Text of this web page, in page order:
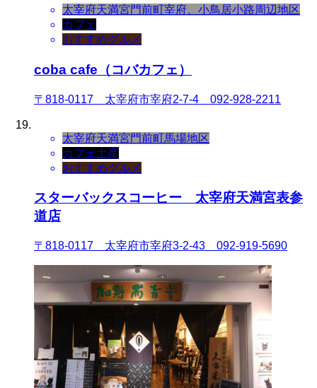
太宰府天満宮門前町宰府、小鳥居小路周辺地区
カフェ
おすすめグルメ
coba cafe（コバカフェ）
〒818-0117 太宰府市宰府2-7-4 092-928-2211
太宰府天満宮門前町馬場地区
カフェ 土産
おすすめグルメ
スターバックスコーヒー 太宰府天満宮表参
道店
〒818-0117 太宰府市宰府3-2-43 092-919-5690